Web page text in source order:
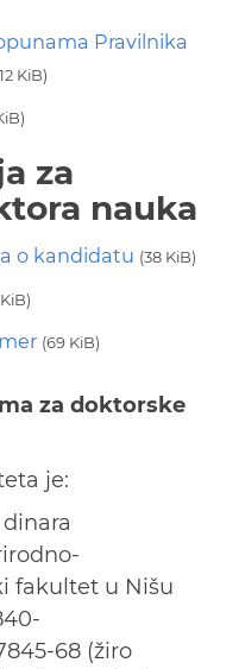
Pravilnika
KiB)
za
nauka
o kandidatu (38 KiB)
(69 KiB)
za doktorske
je:
fakultet u Nišu
68 (žiro